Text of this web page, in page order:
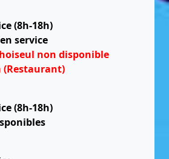
(8h-18h)
service
non disponible
(Restaurant)
(8h-18h)